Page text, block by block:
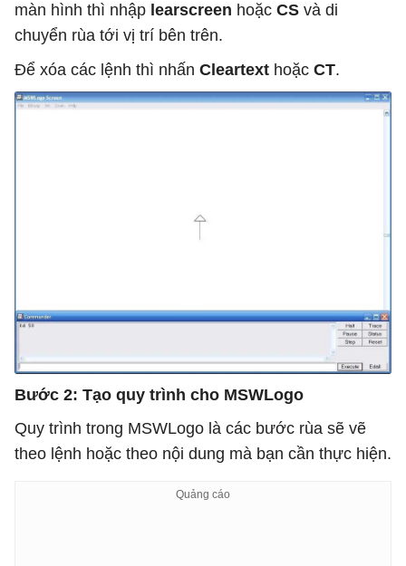
màn hình thì nhập learscreen hoặc CS và di
chuyển rùa tới vị trí bên trên.
Để xóa các lệnh thì nhấn Cleartext hoặc CT.
Bước 2: Tạo quy trình cho MSWLogo
Quy trình trong MSWLogo là các bước rùa sẽ vẽ
theo lệnh hoặc theo nội dung mà bạn cần thực hiện.